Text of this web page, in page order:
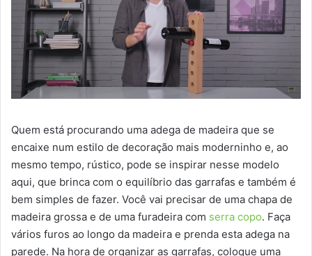
Quem está procurando uma adega de madeira que se
encaixe num estilo de decoração mais moderninho e, ao
mesmo tempo, rústico, pode se inspirar nesse modelo
aqui, que brinca com o equilíbrio das garrafas e também é
bem simples de fazer. Você vai precisar de uma chapa de
madeira grossa e de uma furadeira com serra copo. Faça
vários furos ao longo da madeira e prenda esta adega na
parede. Na hora de organizar as garrafas, coloque uma